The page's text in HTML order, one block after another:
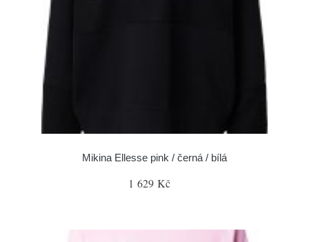
Mikina Ellesse pink / černá / bílá
1 629 Kč